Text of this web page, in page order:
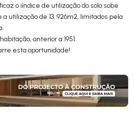
o iíndice de utilização do solo sobe
utilização de 13. 926m2, limitados pela
anterior a 1951.
esta oportunidade!